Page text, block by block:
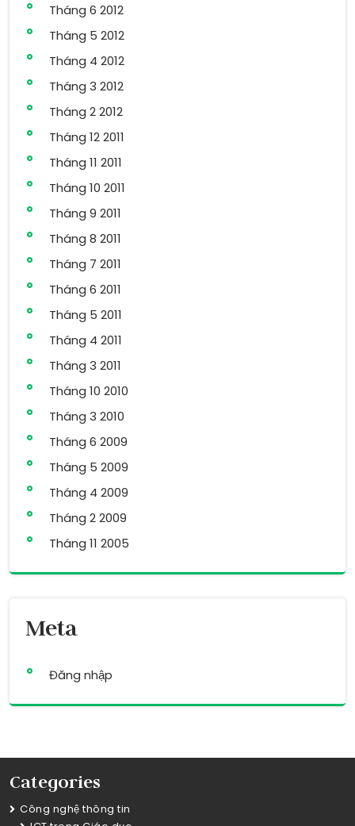
Tháng 6 2012
Tháng 5 2012
Tháng 4 2012
Tháng 3 2012
Tháng 2 2012
Tháng 12 2011
Tháng 11 2011
Tháng 10 2011
Tháng 9 2011
Tháng 8 2011
Tháng 7 2011
Tháng 6 2011
Tháng 5 2011
Tháng 4 2011
Tháng 3 2011
Tháng 10 2010
Tháng 3 2010
Tháng 6 2009
Tháng 5 2009
Tháng 4 2009
Tháng 2 2009
Tháng 11 2005
Meta
Đăng nhập
Categories
Công nghệ thông tin